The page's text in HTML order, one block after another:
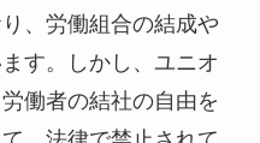
、労働組合の結成や
す。しかし、ユニオ
働者の結社の自由を